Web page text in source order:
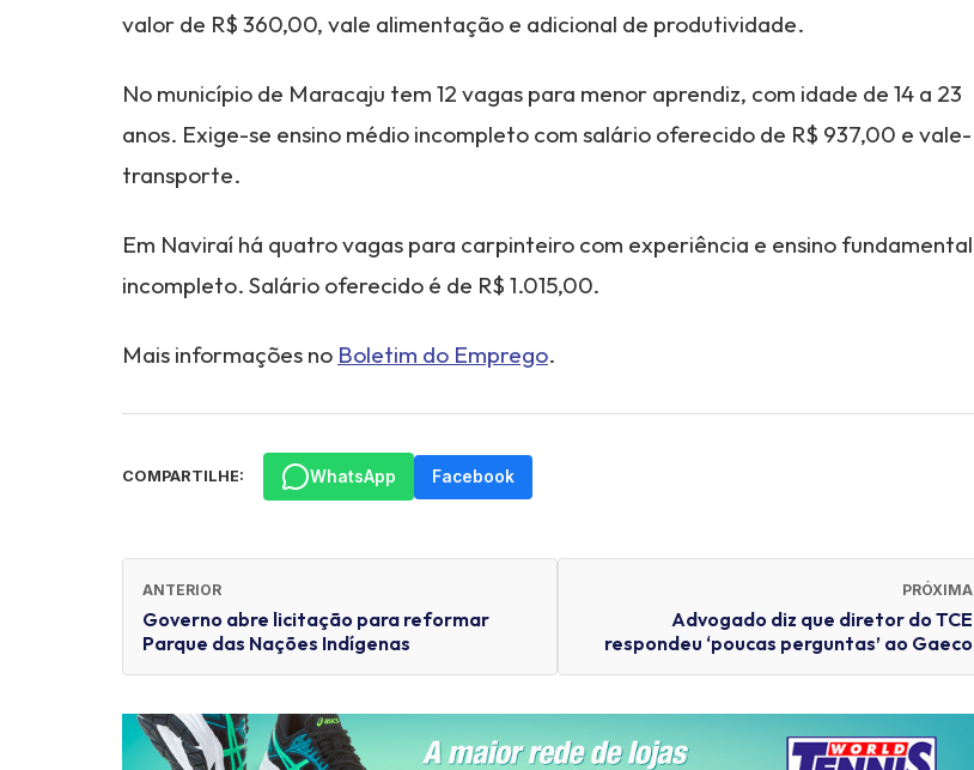
valor de R$ 360,00, vale alimentação e adicional de produtividade.
No município de Maracaju tem 12 vagas para menor aprendiz, com idade de 14 a 23
anos. Exige-se ensino médio incompleto com salário oferecido de R$ 937,00 e vale-
transporte.
Em Naviraí há quatro vagas para carpinteiro com experiência e ensino fundamental
incompleto. Salário oferecido é de R$ 1.015,00.
Mais informações no Boletim do Emprego.
COMPARTILHE: WhatsApp Facebook
ANTERIOR
Governo abre licitação para reformar
Parque das Nações Indígenas
PRÓXIMA
Advogado diz que diretor do TCE
respondeu ‘poucas perguntas’ ao Gaeco